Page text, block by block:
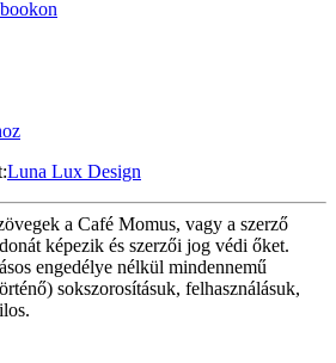
Luna Lux Design
a Café Momus, vagy a szerző
képezik és szerzői jog védi őket.
engedélye nélkül mindennemű
sokszorosításuk, felhasználásuk,